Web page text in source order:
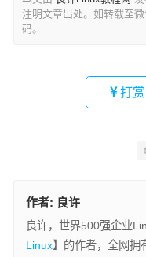
注明文章出处。如转载至
码。
打赏
作者: 良许
良许，世界500强企业
Linux】的作者，全网拥